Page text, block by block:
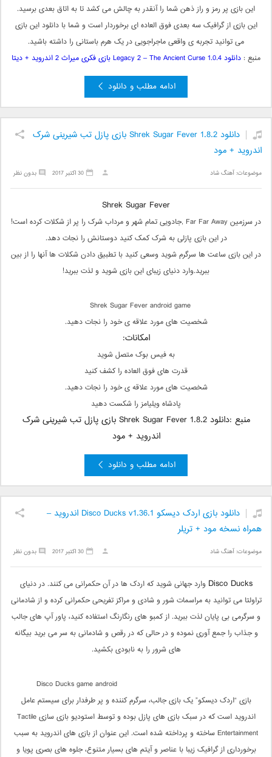
این بازی پر رمز و راز ذهن شما را آنقدر به چالش می کشد تا به اتاق بعدی برسید.
این بازی از گرافیک سه بعدی فوق العاده ای برخوردار است و شما با دانلود این بازی
می توانید تجربه ی واقعی ماجراجویی در یک هرم باستانی را داشته باشید.
منبع : دانلود Legacy 2 – The Ancient Curse 1.0.4 بازی فکری میراث 2 اندروید + دیتا
ادامه مطلب و دانلود
دانلود Shrek Sugar Fever 1.8.2 بازی پازل تب شیرینی شرک
اندروید + مود
موضوعات:آهنگ شاد بدون نظر 30 اکتبر 2017
Shrek Sugar Fever
در سرزمین Far Far Away ,جادویی تمام شهر و مرداب شرک را پر از شکلات کرده است!
در این بازی پازلی به شرک کمک کنید دوستانش را نجات دهد.
در این بازی ساعت ها سرگرم شوید وسعی کنید با تطبیق دادن شکلات ها آنها را از بین
ببرید.وارد دنیای زیبای این بازی شوید و لذت ببرید!
Shrek Sugar Fever android game
شخصیت های مورد علاقه ی خود را نجات دهید.
امکانات:
به فیس بوک متصل شوید
قدرت های فوق العاده را کشف کنید
شخصیت های مورد علاقه ی خود را نجات دهید.
پادشاه ویلیامز را شکست دهید
منبع :دانلود Shrek Sugar Fever 1.8.2 بازی پازل تب شیرینی شرک
اندروید + مود
ادامه مطلب و دانلود
دانلود بازی اردک دیسکو Disco Ducks v1.36.1 اندروید –
همراه نسخه مود + تریلر
موضوعات:آهنگ شاد بدون نظر 30 اکتبر 2017
Disco Ducks وارد جهانی شوید که اردک ها در آن حکمرانی می کنند. در دنیای
تراولتا می توانید به مراسمات شور و شادی و مراکز تفریحی حکمرانی کرده و از شادمانی
و سرگرمی بی پایان لذت ببرید. از کمبو های رنگارنگ استفاده کنید، پاور آپ های جالب
و جذاب را جمع آوری نموده و در حالی که در رقص و شادمانی به سر می برید بیگانه
های شرور را به نابودی بکشید.
Disco Ducks game android
بازی “اردک دیسکو” یک بازی جالب، سرگرم کننده و پر طرفدار برای سیستم عامل
اندروید است که در سبک بازی های پازل بوده و توسط استودیو بازی سازی Tactile
Entertainment ساخته و پرداخته شده است. این عنوان از بازی های اندروید به سبب
برخورداری از گرافیک زیبا با عناصر و آیتم های بسیار متنوع، جلوه های بصری پویا و